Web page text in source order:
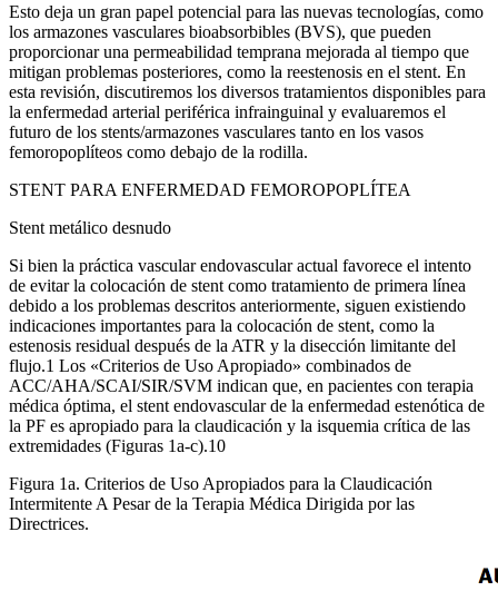
Esto deja un gran papel potencial para las nuevas tecnologías, como
los armazones vasculares bioabsorbibles (BVS), que pueden
proporcionar una permeabilidad temprana mejorada al tiempo que
mitigan problemas posteriores, como la reestenosis en el stent. En
esta revisión, discutiremos los diversos tratamientos disponibles para
la enfermedad arterial periférica infrainguinal y evaluaremos el
futuro de los stents/armazones vasculares tanto en los vasos
femoropoplíteos como debajo de la rodilla.
STENT PARA ENFERMEDAD FEMOROPOPLÍTEA
Stent metálico desnudo
Si bien la práctica vascular endovascular actual favorece el intento
de evitar la colocación de stent como tratamiento de primera línea
debido a los problemas descritos anteriormente, siguen existiendo
indicaciones importantes para la colocación de stent, como la
estenosis residual después de la ATR y la disección limitante del
flujo.1 Los «Criterios de Uso Apropiado» combinados de
ACC/AHA/SCAI/SIR/SVM indican que, en pacientes con terapia
médica óptima, el stent endovascular de la enfermedad estenótica de
la PF es apropiado para la claudicación y la isquemia crítica de las
extremidades (Figuras 1a-c).10
Figura 1a. Criterios de Uso Apropiados para la Claudicación
Intermitente A Pesar de la Terapia Médica Dirigida por las
Directrices.